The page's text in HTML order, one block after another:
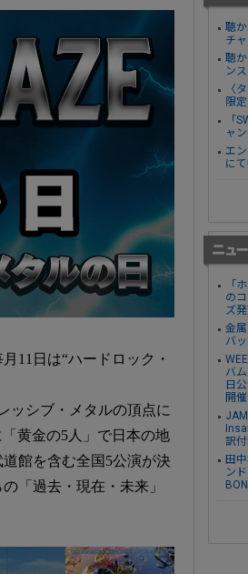
11日は“ハードロック・
ッシブ・メタルの頂点に
黄金の5人」で日本の地
館を含む全国5公演が決
「過去・現在・未来」
聴
チ
聴
ン
〈
限
「
ャ
エ
に
「
の
ズ
金
バ
バ
日
開催
訳
田
ン